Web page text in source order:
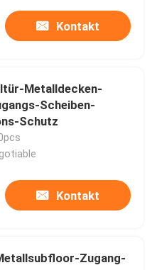
Kontakt
Metalldecken-
Scheiben-
Schutz
Kontakt
Zugang-